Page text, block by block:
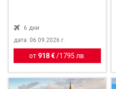
6 дни
дата: 06.09.2026 г.
от 918 € / 1795 лв.